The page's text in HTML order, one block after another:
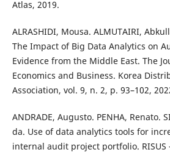
Atlas, 2019.
ALRASHIDI, Mousa. ALMUTAIRI,
The Impact of Big Data Analytics on
Evidence from the Middle East. The
Economics and Business. Korea
Association, vol. 9, n. 2, p. 93–102,
ANDRADE, Augusto. PENHA, Renato.
da. Use of data analytics tools for
internal audit project portfolio. RISUS